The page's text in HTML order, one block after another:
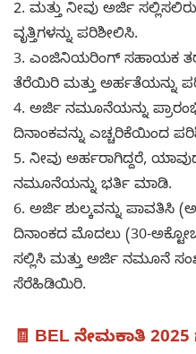
2. ಮತ್ತು ನೀವು ಅರ್ಜಿ
ವೃತ್ತಿಗಳನ್ನು ಪರಿಶೀಲಿಸಿ.
3. ಎಂಜಿನಿಯರಿಂಗ್ ಸಹಾಯಕ
ತೆರೆಯಿರಿ ಮತ್ತು ಅರ್ಹತೆಯನ್ನು
4. ಅರ್ಜಿ ನಮೂನೆಯನ್ನು
ದಿನಾಂಕವನ್ನು ಎಚ್ಚರಿಕೆಯಿಂದ
5. ನೀವು ಅರ್ಹರಾಗಿದ್ದರೆ,
ನಮೂನೆಯನ್ನು ಭರ್ತಿ ಮಾಡಿ.
6. ಅರ್ಜಿ ಶುಲ್ಕವನ್ನು ಪಾವತಿಸಿ
ದಿನಾಂಕದ ಮೊದಲು (30-
ಸಲ್ಲಿಸಿ ಮತ್ತು ಅರ್ಜಿ ನಮೂನೆ
ಸೆರೆಹಿಡಿಯಿರಿ.
🧾 BEL ನೇಮಕಾತಿ